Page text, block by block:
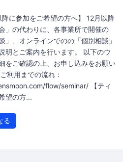
降に参加をご希望の方へ】 12月以降
」の代わりに、各事業所で開催の
」、オンラインでのの「個別相談」
明とご案内を行います。 以下のウ
をご確認の上、お申し込みをお願い
利用までの流れ：
flow/seminar/ 【ティ
望の方...
る